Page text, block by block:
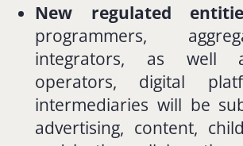
New regulated
programmers,
integrators, as well
operators, digital
intermediaries will be
advertising, content, child